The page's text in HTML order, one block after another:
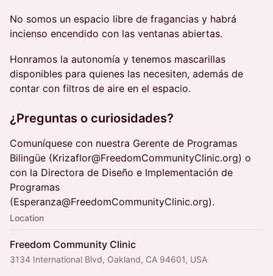
No somos un espacio libre de fragancias y habrá
incienso encendido con las ventanas abiertas.
Honramos la autonomía y tenemos mascarillas
disponibles para quienes las necesiten, además de
contar con filtros de aire en el espacio.
​¿Preguntas o curiosidades?
Comuníquese con nuestra Gerente de Programas
Bilingüe (Krizaflor@FreedomCommunityClinic.org) o
con la Directora de Diseño e Implementación de
Programas
(Esperanza@FreedomCommunityClinic.org).
Location
Freedom Community Clinic
3134 International Blvd, Oakland, CA 94601, USA